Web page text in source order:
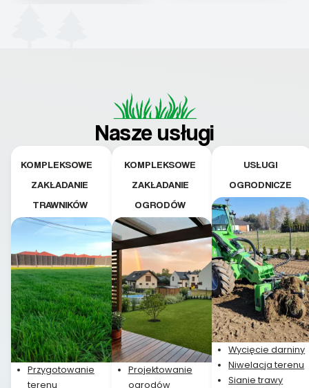
Nasze usługi
KOMPLEKSOWE
ZAKŁADANIE
TRAWNIKÓW
Przygotowanie
terenu
KOMPLEKSOWE
ZAKŁADANIE
OGRODÓW
Projektowanie
ogrodów
USŁUGI
OGRODNICZE
Wycięcie darniny
Niwelacja terenu
Sianie trawy